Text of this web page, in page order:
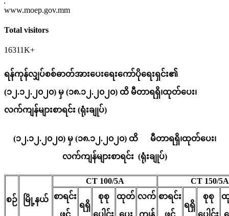
www.moep.gov.mm
Total visitors
16311K+
ရန်ကုန်လျှပ်စစ်ဓာတ်အားပေးရေးကော်ပိုရေးရှင်း၏
(၁၂.၁၂.၂၀၂၀) မှ (၁၈.၁၂.၂၀၂၀) ထိ မီတာရရှိ၊ထုတ်ပေး၊
လက်ကျန်များစာရင်း (ရုံးချုပ်)
(၁၂.၁၂.၂၀၂၀) မှ (၁၈.၁၂.၂၀၂၀) ထိ မီတာရရှိ၊ထုတ်ပေး၊
လက်ကျန်များစာရင်း (ရုံးချုပ်)
စဉ် မြို့နယ်
CT 100/5A
CT 150/5A
စာရင်း
ဖွင့်
ရရှိ
စုစု
ပေါင်း
ထုတ်
ပေး
လက်
ကျန်
စာရင်း
ဖွင့်
ရရှိ
စုစု
ပေါင်း